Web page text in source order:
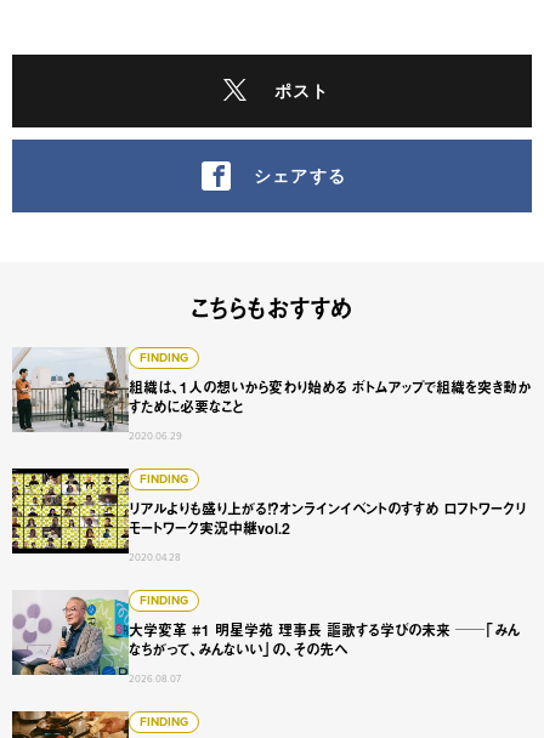
ポスト
シェアする
こちらもおすすめ
FINDING
組織は、1人の想いから変わり始める ボトムアップで組織を突き動か
すために必要なこと
2020.06.29
組織は、1人の想いから変わり始める ボトムアップで組織を
FINDING
リアルよりも盛り上がる！？オンラインイベントのすすめ ロフトワークリ
モートワーク実況中継vol.2
2020.04.28
リアルよりも盛り上がる！？オンラインイベントのすすめ
FINDING
大学変革 #1 明星学苑 理事長 謳歌する学びの未来 ──「みん
なちがって、みんないい」の、その先へ
2026.08.07
大学変革 #1 明星学苑 理事長 謳歌する学びの未来 ──「み
FINDING
見えない価値は「うまく語る」だけでは届かない 技術・研